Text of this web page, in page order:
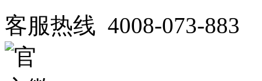
客服热线 4008-073-883